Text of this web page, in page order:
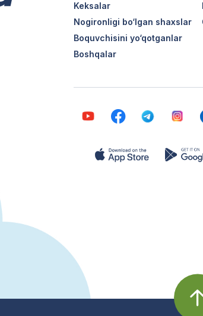
Keksalar
Nogironligi bo‘lgan shaxslar
Boquvchisini yo‘qotganlar
Boshqalar